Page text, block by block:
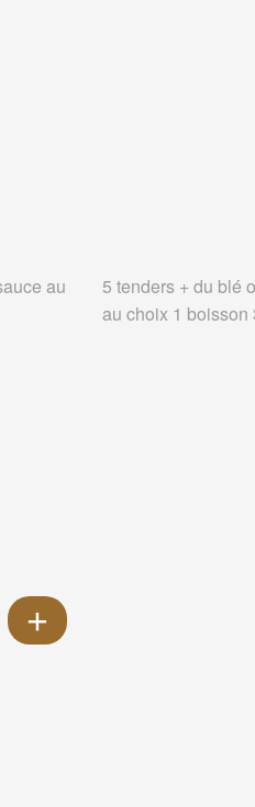
au
5 tenders + du blé
au choix 1 boisson